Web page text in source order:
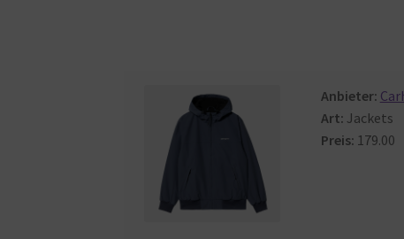
Anbieter:
Art: Jackets
Preis: 179.00